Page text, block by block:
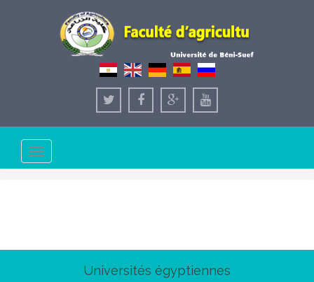
Toggle
navigation
Universités égyptiennes